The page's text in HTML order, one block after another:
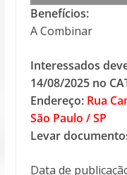
Benefícios:
A Combinar
Interessados
14/08/2025 no
Endereço: Rua
São Paulo / SP
Levar
Data de